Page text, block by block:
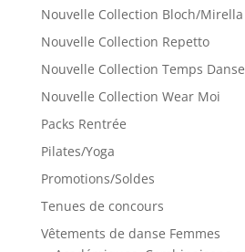
Nouvelle Collection Bloch/Mirella
Nouvelle Collection Repetto
Nouvelle Collection Temps Danse
Nouvelle Collection Wear Moi
Packs Rentrée
Pilates/Yoga
Promotions/Soldes
Tenues de concours
Vêtements de danse Femmes